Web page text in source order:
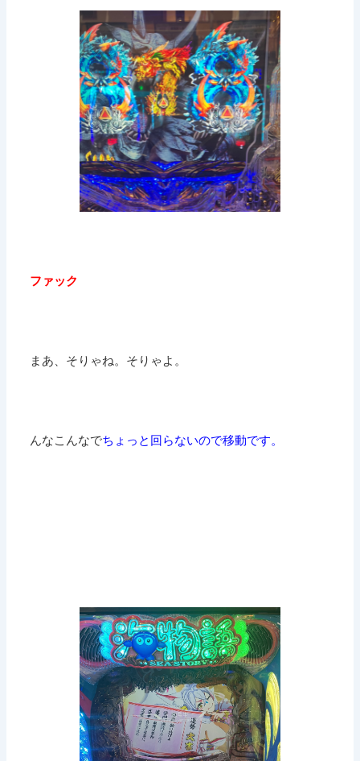
ファック
まあ、そりゃね。そりゃよ。
んなこんなでちょっと回らないので移動です。